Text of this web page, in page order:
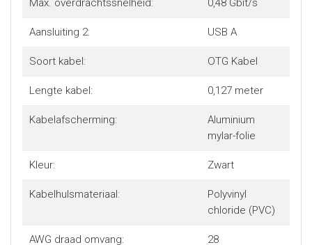
Max. overdrachtssnelheid: 0,48 Gbit/s
Aansluiting 2: USB A
Soort kabel: OTG Kabel
Lengte kabel: 0,127 meter
Kabelafscherming:
Aluminium
mylar-folie
Kleur: Zwart
Kabelhulsmateriaal:
Polyvinyl
chloride (PVC)
AWG draad omvang: 28